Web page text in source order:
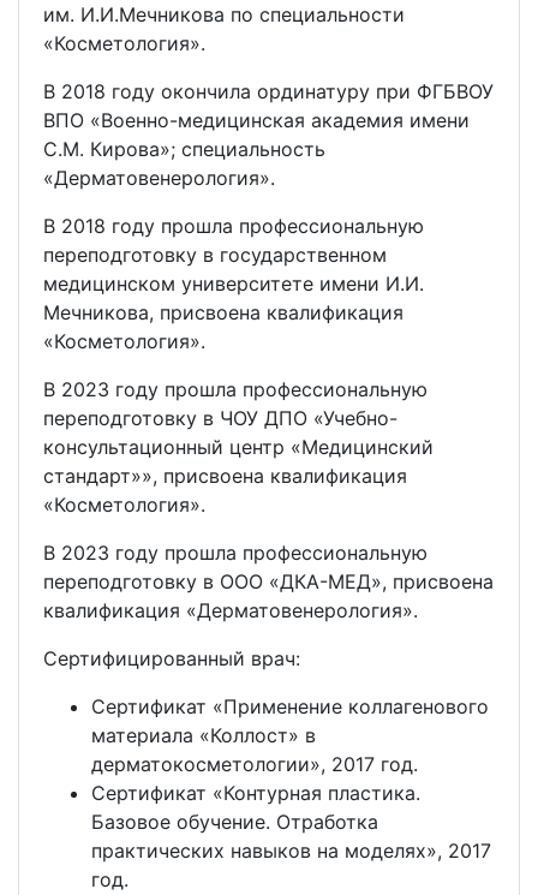
им. И.И.Мечникова по специальности
«Косметология».
В 2018 году окончила ординатуру при ФГБВОУ
ВПО «Военно-медицинская академия имени
С.М. Кирова»; специальность
«Дерматовенерология».
В 2018 году прошла профессиональную
переподготовку в государственном
медицинском университете имени И.И.
Мечникова, присвоена квалификация
«Косметология».
В 2023 году прошла профессиональную
переподготовку в ЧОУ ДПО «Учебно-
консультационный центр «Медицинский
стандарт»», присвоена квалификация
«Косметология».
В 2023 году прошла профессиональную
переподготовку в ООО «ДКА-МЕД», присвоена
квалификация «Дерматовенерология».
Сертифицированный врач:
Сертификат «Применение коллагенового
материала «Коллост» в
дерматокосметологии», 2017 год.
Сертификат «Контурная пластика.
Базовое обучение. Отработка
практических навыков на моделях», 2017
год.